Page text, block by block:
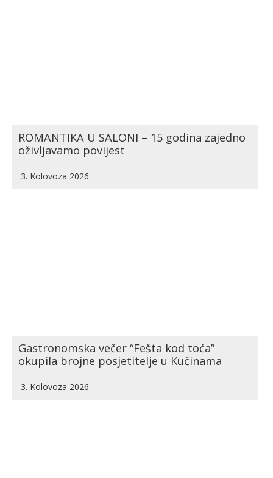
ROMANTIKA U SALONI – 15 godina zajedno
oživljavamo povijest
3. Kolovoza 2026.
Gastronomska večer “Fešta kod toća”
okupila brojne posjetitelje u Kučinama
3. Kolovoza 2026.